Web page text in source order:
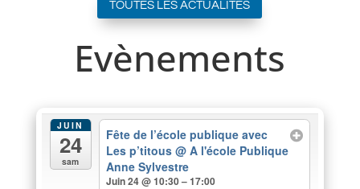
TOUTES LES ACTUALITÉS
Evènements
JUIN
24
sam
Fête de l’école publique avec
Les p’titous@ A l'école Publique
Anne Sylvestre
Juin 24 @ 10:30 – 17:00